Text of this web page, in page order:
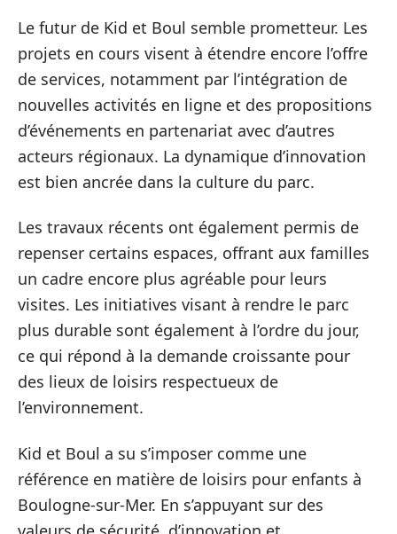
Le futur de Kid et Boul semble prometteur. Les
projets en cours visent à étendre encore l’offre
de services, notamment par l’intégration de
nouvelles activités en ligne et des propositions
d’événements en partenariat avec d’autres
acteurs régionaux. La dynamique d’innovation
est bien ancrée dans la culture du parc.
Les travaux récents ont également permis de
repenser certains espaces, offrant aux familles
un cadre encore plus agréable pour leurs
visites. Les initiatives visant à rendre le parc
plus durable sont également à l’ordre du jour,
ce qui répond à la demande croissante pour
des lieux de loisirs respectueux de
l’environnement.
Kid et Boul a su s’imposer comme une
référence en matière de loisirs pour enfants à
Boulogne-sur-Mer. En s’appuyant sur des